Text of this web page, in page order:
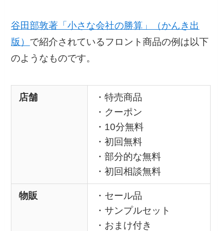
谷田部敦著「小さな会社の勝算」（かんき出
版） で紹介されているフロント商品の例は以下
のようなものです。
店舗
・特売商品
・クーポン
・10分無料
・初回無料
・部分的な無料
・初回相談無料
物販
・セール品
・サンプルセット
・おまけ付き